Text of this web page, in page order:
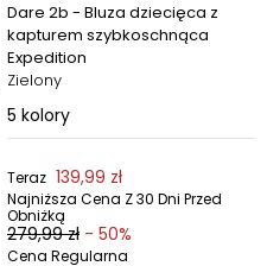
Dare 2b - Bluza dziecięca z
kapturem szybkoschnąca
Expedition
Zielony
5 kolory
Teraz 139,99 zł
Najniższa Cena Z 30 Dni Przed
Obniżką
279,99 zł - 50%
Cena Regularna